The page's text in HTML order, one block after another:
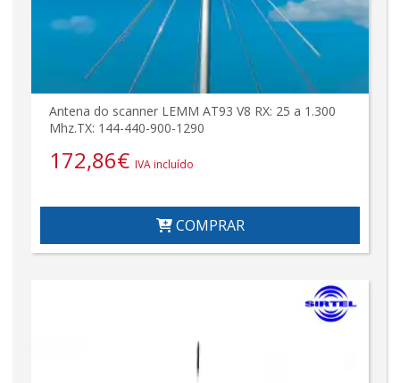
Antena do scanner LEMM AT93 V8 RX: 25 a 1.300
Mhz.TX: 144-440-900-1290
172,86€ IVA incluído
COMPRAR